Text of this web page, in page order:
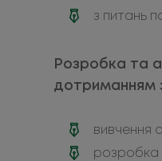
з питань
Розробка та
дотриманням
вивчення
розробка